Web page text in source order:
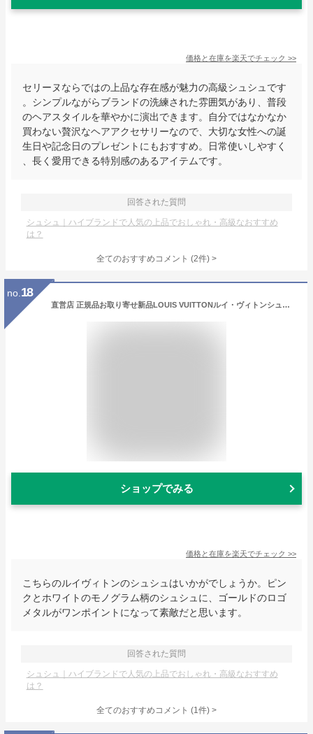
価格と在庫を楽天でチェック >>
セリーヌならではの上品な存在感が魅力の高級シュシュです
。シンプルながらブランドの洗練された雰囲気があり、普段
のヘアスタイルを華やかに演出できます。自分ではなかなか
買わない贅沢なヘアアクセサリーなので、大切な女性への誕
生日や記念日のプレゼントにもおすすめ。日常使いしやすく
、長く愛用できる特別感のあるアイテムです。
回答された質問
シュシュ｜ハイブランドで人気の上品でおしゃれ・高級なおすすめ
は？
全てのおすすめコメント (2件) >
no. 18
直営店 正規品お取り寄せ新品LOUIS VUITTONルイ・ヴィトンシュシュ セット・LVサファリ
ショップでみる
価格と在庫を楽天でチェック >>
こちらのルイヴィトンのシュシュはいかがでしょうか。ピン
クとホワイトのモノグラム柄のシュシュに、ゴールドのロゴ
メタルがワンポイントになって素敵だと思います。
回答された質問
シュシュ｜ハイブランドで人気の上品でおしゃれ・高級なおすすめ
は？
全てのおすすめコメント (1件) >